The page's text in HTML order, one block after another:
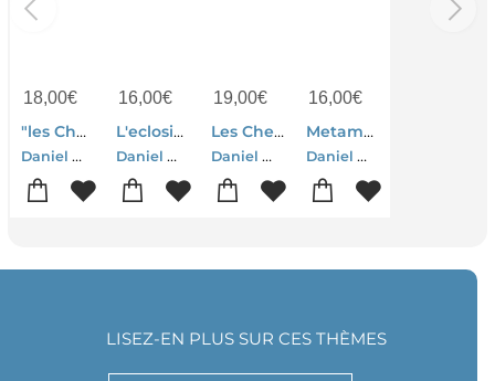
18,00€
"les Chemins" De La Liberte ; Du Stress Au Calme De L'esprit
Daniel Marcaillou
16,00€
L'eclosion De L'etre : Pour Une Bellissime Rencontre Conversations Intimes
Daniel Marcaillou
19,00€
Les Chemins De La Liberte Tome 2 : Cap Sur Mars
Daniel Marcaillou
16,00€
Metamorphose De L'etre Humain Le Souffle Et Le Labyrinthe
Daniel Marcaillou
LISEZ-EN PLUS SUR CES THÈMES